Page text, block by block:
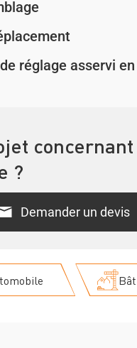
réglage asservi
?
Demander un devis